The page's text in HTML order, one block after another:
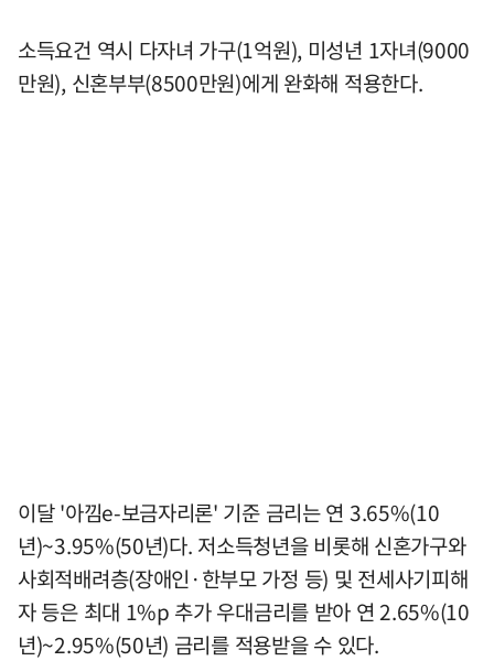
소득요건 역시 다자녀 가구(1억원), 미성년 1자녀(9000
만원), 신혼부부(8500만원)에게 완화해 적용한다.
이달 '아낌e-보금자리론' 기준 금리는 연 3.65%(10
년)~3.95%(50년)다. 저소득청년을 비롯해 신혼가구와
사회적배려층(장애인·한부모 가정 등) 및 전세사기피해
자 등은 최대 1%p 추가 우대금리를 받아 연 2.65%(10
년)~2.95%(50년) 금리를 적용받을 수 있다.